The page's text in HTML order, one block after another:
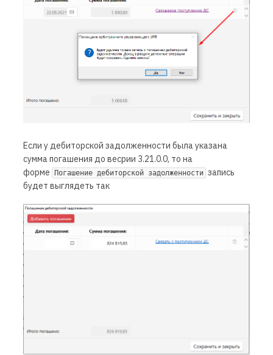
Если у дебиторской задолженности была указана
сумма погашения до весрии 3.21.0.0, то на
форме Погашение дебиторской задолженности запись
будет выглядеть так